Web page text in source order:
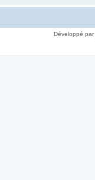
Développé par